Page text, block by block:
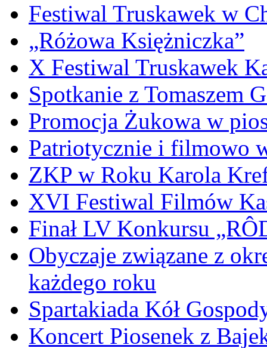
Festiwal Truskawek w
„Różowa Księżniczka”
X Festiwal Truskawek
Spotkanie z Tomaszem
Promocja Żukowa w
Patriotycznie i filmowo
ZKP w Roku Karola
XVI Festiwal Filmów
Finał LV Konkursu
Obyczaje związane z
każdego roku
Spartakiada Kół
Koncert Piosenek z